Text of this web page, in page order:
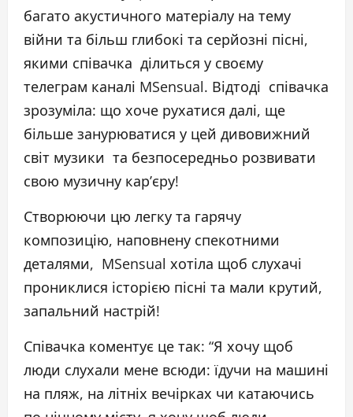
багато акустичного матеріалу на тему
війни та більш глибокі та серйозні пісні,
якими співачка ділиться у своєму
телеграм каналі MSensual. Відтоді співачка
зрозуміла: що хоче рухатися далі, ще
більше занурюватися у цей дивовижний
світ музики та безпосередньо розвивати
свою музичну кар’єру!
Створюючи цю легку та гарячу
композицію, наповнену спекотними
деталями, MSensual хотіла щоб слухачі
прониклися історією пісні та мали крутий,
запальний настрій!
Співачка коментує це так: “Я хочу щоб
люди слухали мене всюди: їдучи на машині
на пляж, на літніх вечірках чи катаючись